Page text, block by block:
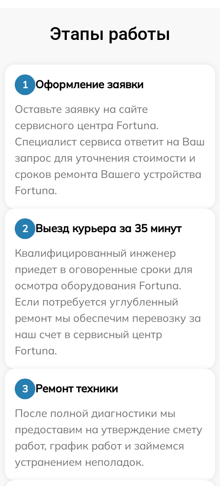
Этапы работы
1
Оформление заявки
Оставьте заявку на сайте
сервисного центра Fortuna.
Специалист сервиса ответит на Ваш
запрос для уточнения стоимости и
сроков ремонта Вашего устройства
Fortuna.
2
Выезд курьера за 35 минут
Квалифицированный инженер
приедет в оговоренные сроки для
осмотра оборудования Fortuna.
Если потребуется углубленный
ремонт мы обеспечим перевозку за
наш счет в сервисный центр
Fortuna.
3
Ремонт техники
После полной диагностики мы
предоставим на утверждение смету
работ, график работ и займемся
устранением неполадок.